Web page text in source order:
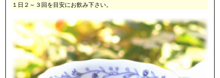
１日２～３回を目安にお飲み下さい。